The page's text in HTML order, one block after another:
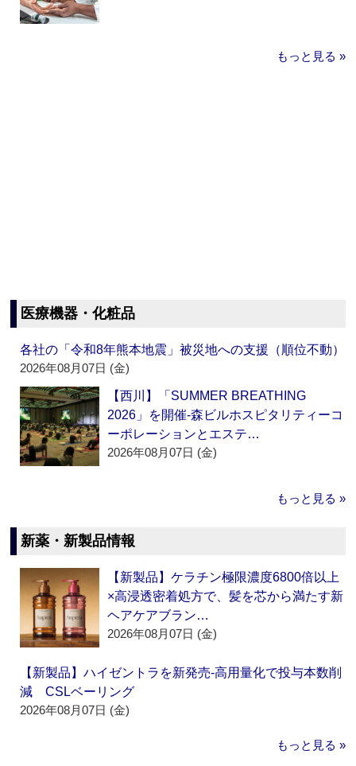
もっと見る »
医療機器・化粧品
各社の「令和8年熊本地震」被災地への支援（順位不動）
2026年08月07日 (金)
【西川】「SUMMER BREATHING
2026」を開催‐森ビルホスピタリティーコ
ーポレーションとエステ…
2026年08月07日 (金)
もっと見る »
新薬・新製品情報
【新製品】ケラチン極限濃度6800倍以上
×高浸透密着処方で、髪を芯から満たす新
ヘアケアブラン…
2026年08月07日 (金)
【新製品】ハイゼントラを新発売‐高用量化で投与本数削
減 CSLベーリング
2026年08月07日 (金)
もっと見る »